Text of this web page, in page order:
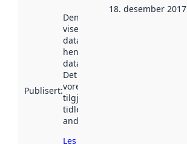
Publisert:
Denne datoen
viser når
datasettet vart
henta inn av
data.norge.no.
Det kan ha
vore
tilgjengeleg
tidlegare
andre stader.
Les meir om
18. desember 2017